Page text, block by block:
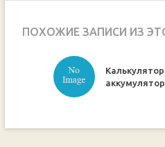
ПОХОЖИЕ ЗАПИСИ ИЗ